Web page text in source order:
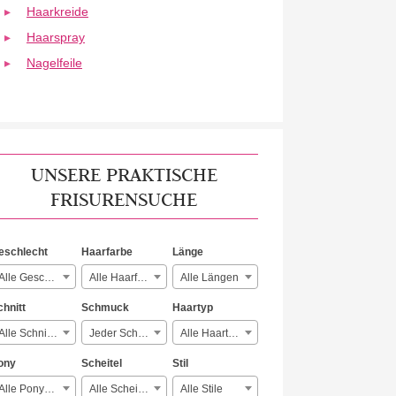
Haarkreide
Haarspray
Nagelfeile
UNSERE PRAKTISCHE
FRISURENSUCHE
Alle Geschlechter
Haarfarbe
Alle Haarfarben
Länge
Alle Längen
Alle Schnitte
Schmuck
Jeder Schmuck
Haartyp
Alle Haartypen
Alle Ponyarten
Scheitel
Alle Scheitelarten
Stil
Alle Stile